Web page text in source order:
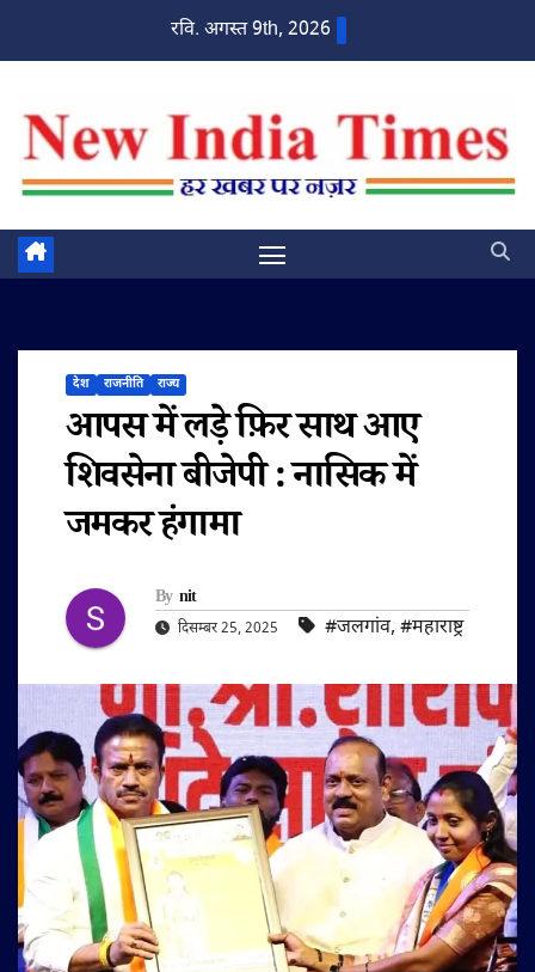
रवि. अगस्त 9th, 2026
देश राजनीति राज्य
आपस में लड़े फ़िर साथ आए
शिवसेना बीजेपी : नासिक में
जमकर हंगामा
By nit
दिसम्बर 25, 2025 #जलगांव, #महाराष्ट्र